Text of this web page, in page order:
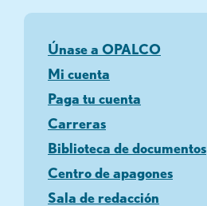
Únase a OPALCO
Mi cuenta
Paga tu cuenta
Carreras
Biblioteca de documentos
Centro de apagones
Sala de redacción